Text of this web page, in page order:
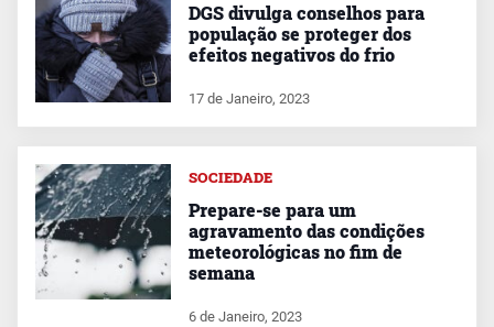
DGS divulga conselhos para
população se proteger dos
efeitos negativos do frio
17 de Janeiro, 2023
SOCIEDADE
Prepare-se para um
agravamento das condições
meteorológicas no fim de
semana
6 de Janeiro, 2023